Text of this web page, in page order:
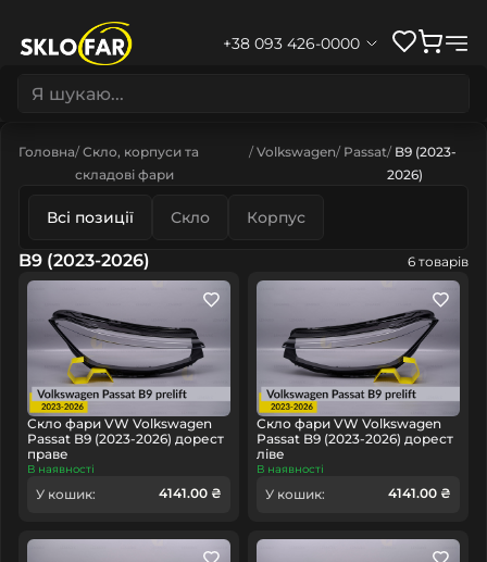
+38 093 426-0000
Головна Скло, корпуси та
складові фари
Volkswagen Passat B9 (2023-
2026)
Всі позиції Скло Корпус
B9 (2023-2026) 6 товарів
Скло фари VW Volkswagen
Passat B9 (2023-2026) дорест
праве
В наявності
У кошик: 4141.00 ₴
Скло фари VW Volkswagen
Passat B9 (2023-2026) дорест
ліве
В наявності
У кошик: 4141.00 ₴